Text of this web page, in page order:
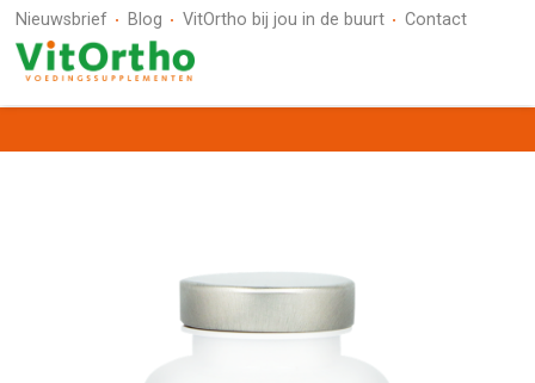
Nieuwsbrief Blog VitOrtho bij jou in de buurt Contact